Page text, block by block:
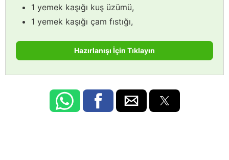
1 yemek kaşığı kuş üzümü,
1 yemek kaşığı çam fıstığı,
Hazırlanışı İçin Tıklayın